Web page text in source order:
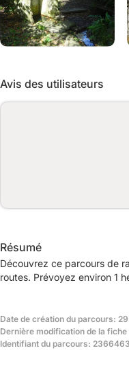
Avis des utilisateurs
Résumé
Découvrez ce parcours de
routes. Prévoyez environ 1
Date de création du parcours:
Dernière modification de la
Identifiant du parcours: